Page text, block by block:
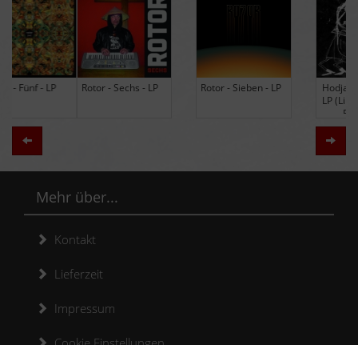
Rotor - Sechs - LP Rotor - Sieben - LP
Hodja - The Band -
LP (Limited Edition
Zurück
Mehr über...
Kontakt
Lieferzeit
Impressum